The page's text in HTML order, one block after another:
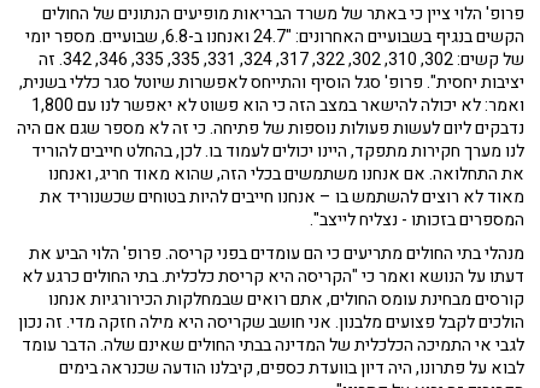
פרופ' הלוי ציין כי באתר של משרד הבריאות מופיעים הנתונים של החולים
הקשים בנגיף בשבועיים האחרונים: "24.7 ואנחנו ב-6.8, שבועיים. מספר יומי
של קשים: 302, 310, 302, 322, 317, 324, 331, 335, 335, 346, 342. זה
יציבות יחסית". פרופ' סגל הוסיף והתייחס לאפשרות שיוטל סגר כללי בשנית,
ואמר: לא יכולה להישאר במצב הזה כי הוא פשוט לא יאפשר לנו עם 1,800
נדבקים ליום לעשות פעולות נוספות של פתיחה. כי זה לא מספר שגם אם היה
לנו מערך חקירות מתפקד, היינו יכולים לעמוד בו. לכן, בהחלט חייבים להוריד
את התחלואה. אם אנחנו משתמשים בכלי הזה, שהוא מאוד חריג, ואנחנו
מאוד לא רוצים להשתמש בו – אנחנו חייבים להיות בטוחים שכשנוריד את
המספרים בזכותו - נצליח לייצב".
מנהלי בתי החולים מתריעים כי הם עומדים בפני קריסה. פרופ' הלוי הביע את
דעתו על הנושא ואמר כי "הקריסה היא קריסת כלכלית. בתי החולים כרגע לא
קורסים מבחינת עומס החולים, אתם רואים שבמחלקות הכירורגיות אנחנו
הולכים לקבל פצועים מלבנון. אני חושב שקריסה היא מילה חזקה מדי. זה נכון
לגבי אי התמיכה הכלכלית של המדינה בבתי החולים שאינם שלה. הדבר עומד
לבוא על פתרונו, היה דיון בוועדת כספים, קיבלנו הודעה שכנראה בימים